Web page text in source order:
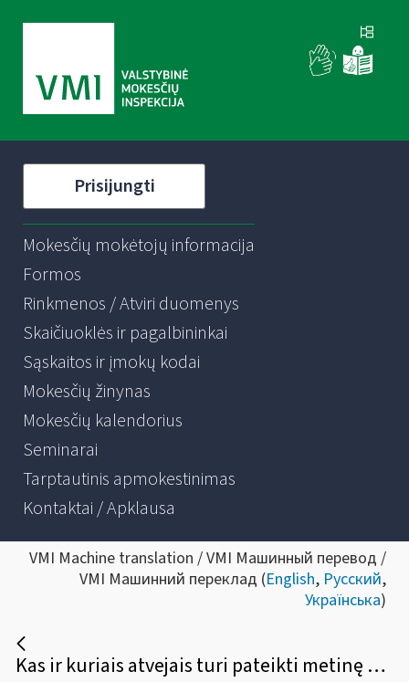
Prisijungti
Mokesčių mokėtojų informacija
Formos
Rinkmenos / Atviri duomenys
Skaičiuoklės ir pagalbininkai
Sąskaitos ir įmokų kodai
Mokesčių žinynas
Mokesčių kalendorius
Seminarai
Tarptautinis apmokestinimas
Kontaktai / Apklausa
VMI Machine translation / VMI Машинный перевод /
VMI Машинний переклад (English, Русский,
Українська)
Kas ir kuriais atvejais turi pateikti metinę PVM deklaraciją (forma FR0516)?